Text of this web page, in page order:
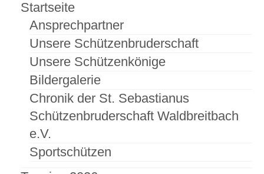
Startseite
Ansprechpartner
Unsere Schützenbruderschaft
Unsere Schützenkönige
Bildergalerie
Chronik der St. Sebastianus
Schützenbruderschaft Waldbreitbach
e.V.
Sportschützen